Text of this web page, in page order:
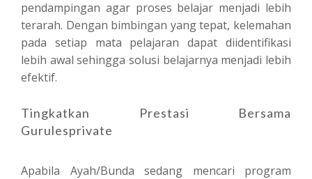
pendampingan agar proses belajar menjadi lebih
terarah. Dengan bimbingan yang tepat, kelemahan
pada setiap mata pelajaran dapat diidentifikasi
lebih awal sehingga solusi belajarnya menjadi lebih
efektif.
Tingkatkan Prestasi Bersama
Gurulesprivate
Apabila Ayah/Bunda sedang mencari program